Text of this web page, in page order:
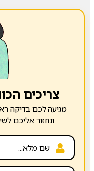
צריכים
מגיעה לכם בדיקה
ונחזור אליכם